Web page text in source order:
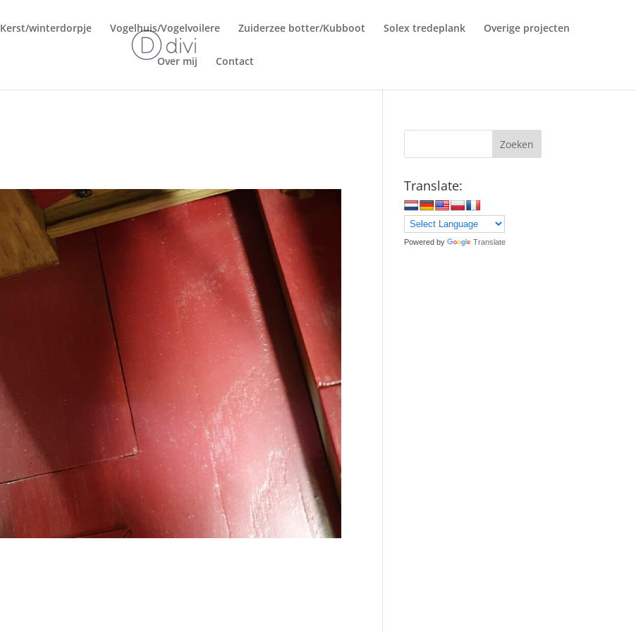
Kerst/winterdorpje Vogelhuis/Vogelvoilere Zuiderzee botter/Kubboot Solex tredeplank Overige projecten
Over mij Contact
Zoeken
Translate:
Powered by Translate